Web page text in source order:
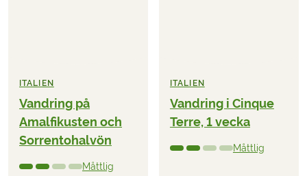
ITALIEN
Vandring på
Amalfikusten och
Sorrentohalvön
Måttlig
ITALIEN
Vandring i Cinque
Terre, 1 vecka
Måttlig